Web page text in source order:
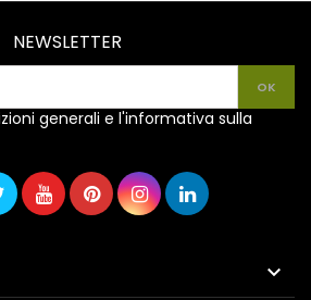
NEWSLETTER
generali e l'informativa sulla
